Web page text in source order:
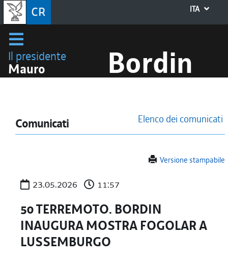
ITA
Il presidente
Mauro Bordin
Comunicati Elenco dei comunicati
Versione stampabile
23.05.2026 11:57
50 TERREMOTO. BORDIN
INAUGURA MOSTRA FOGOLAR A
LUSSEMBURGO